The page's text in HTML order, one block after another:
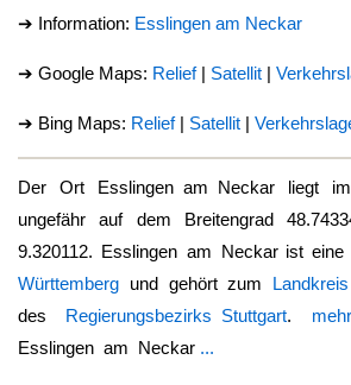
➔ Information: Esslingen am Neckar
➔ Google Maps: Relief| Satellit |
➔ Bing Maps: Relief| Satellit |
Der Ort Esslingen am Neckar liegt im
ungefähr auf dem Breitengrad
9.320112. Esslingen am Neckarist eine
Württemberg und gehört zum
des Regierungsbezirks Stuttgart.
Esslingen am Neckar ...